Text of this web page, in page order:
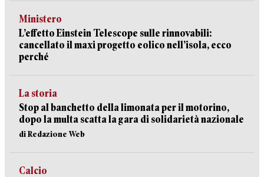
Ministero
L’effetto Einstein Telescope sulle rinnovabili:
cancellato il maxi progetto eolico nell’isola, ecco
perché
La storia
Stop al banchetto della limonata per il motorino,
dopo la multa scatta la gara di solidarietà nazionale
di Redazione Web
Calcio